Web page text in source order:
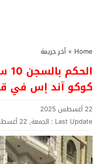
Home
» أخر جريمة
كوكو آند إس في
22 أغسطس 2025
Last Update : الجمعة, 22 أغسطس, 2025 - 6:26 مساءً